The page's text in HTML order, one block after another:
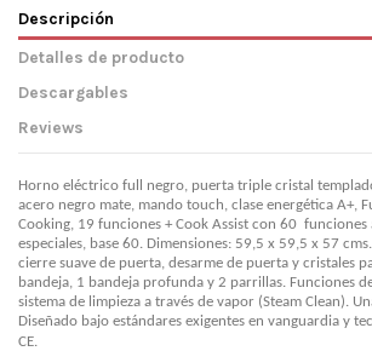
Descripción
Detalles de producto
Descargables
Reviews
Horno eléctrico full negro, puerta triple cristal
acero negro mate, mando touch, clase energética A+,
Cooking, 19 funciones + Cook Assist con 60 funciones
especiales, base 60. Dimensiones: 59,5 x 59,5 x 57
cierre suave de puerta, desarme de puerta y cristales
bandeja, 1 bandeja profunda y 2 parrillas. Funciones
sistema de limpieza a través de vapor (Steam Clean).
Diseñado bajo estándares exigentes en vanguardia y
CE.